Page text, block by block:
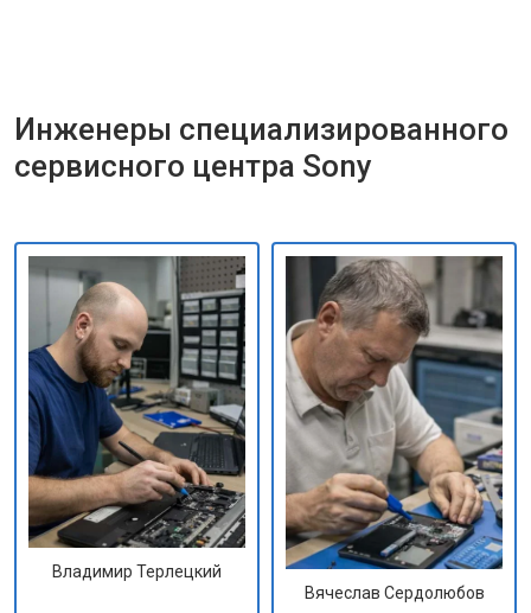
Инженеры специализированного
сервисного центра Sony
Владимир Терлецкий
Вячеслав Сердолюбов